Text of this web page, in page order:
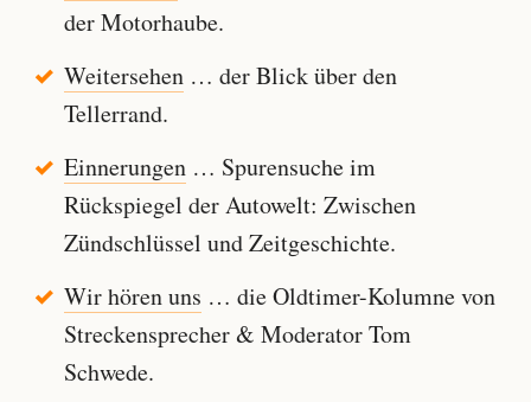
der Motorhaube.
Weitersehen… der Blick über den
Tellerrand.
Einnerungen… Spurensuche im
Rückspiegel der Autowelt: Zwischen
Zündschlüssel und Zeitgeschichte.
Wir hören uns … die Oldtimer-Kolumne von
Streckensprecher & Moderator Tom
Schwede.